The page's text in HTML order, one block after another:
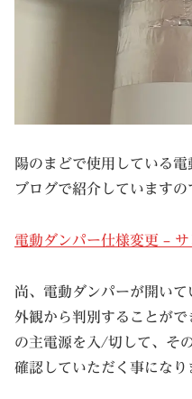
陽のまどで使用している
ブログで紹介しています
電動ダンパー仕様変更 –
尚、電動ダンパーが開いて
外観から判別することが
の主電源を入/切して、そ
確認していただく事になり